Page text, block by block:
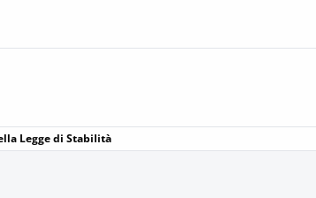
Legge di Stabilità